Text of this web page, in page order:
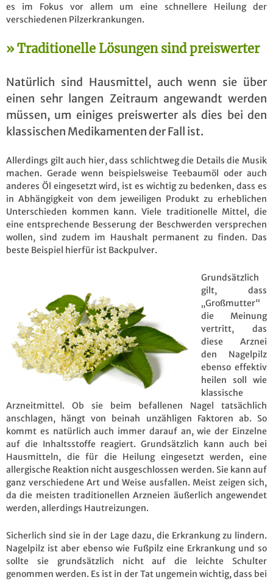
es im Fokus vor allem um eine schnellere Heilung der
verschiedenen Pilzerkrankungen.
Traditionelle Lösungen sind preiswerter
Natürlich sind Hausmittel, auch wenn sie über
einen sehr langen Zeitraum angewandt werden
müssen, um einiges preiswerter als dies bei den
klassischen Medikamenten der Fall ist.
Allerdings gilt auch hier, dass schlichtweg die Details die Musik
machen. Gerade wenn beispielsweise Teebaumöl oder auch
anderes Öl eingesetzt wird, ist es wichtig zu bedenken, dass es
in Abhängigkeit von dem jeweiligen Produkt zu erheblichen
Unterschieden kommen kann. Viele traditionelle Mittel, die
eine entsprechende Besserung der Beschwerden versprechen
wollen, sind zudem im Haushalt permanent zu finden. Das
beste Beispiel hierfür ist Backpulver.
Grundsätzlich
gilt, dass
„Großmutter“
die Meinung
vertritt, das
diese Arznei
den Nagelpilz
ebenso effektiv
heilen soll wie
klassische
Arzneitmittel. Ob sie beim befallenen Nagel tatsächlich
anschlagen, hängt von beinah unzähligen Faktoren ab. So
kommt es natürlich auch immer darauf an, wie der Einzelne
auf die Inhaltsstoffe reagiert. Grundsätzlich kann auch bei
Hausmitteln, die für die Heilung eingesetzt werden, eine
allergische Reaktion nicht ausgeschlossen werden. Sie kann auf
ganz verschiedene Art und Weise ausfallen. Meist zeigen sich,
da die meisten traditionellen Arzneien äußerlich angewendet
werden, allerdings Hautreizungen.
Sicherlich sind sie in der Lage dazu, die Erkrankung zu lindern.
Nagelpilz ist aber ebenso wie Fußpilz eine Erkrankung und so
sollte sie grundsätzlich nicht auf die leichte Schulter
genommen werden. Es ist in der Tat ungemein wichtig, dass bei